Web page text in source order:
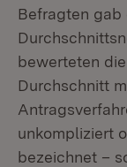
Befragten gab
bewerteten
Durchschnitt
unkompliziert
bezeichnet –